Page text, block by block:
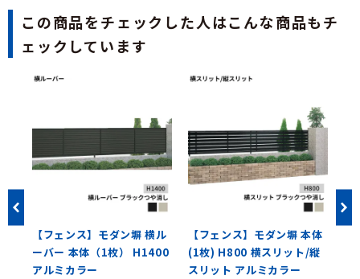
この商品をチェックした人はこんな商品もチ
ェックしています
【フェンス】モダン塀 横ル
ーバー 本体（1枚） H1400
アルミカラー
【フェンス】モダン塀 本体
(1枚) H800 横スリット/縦
スリット アルミカラー